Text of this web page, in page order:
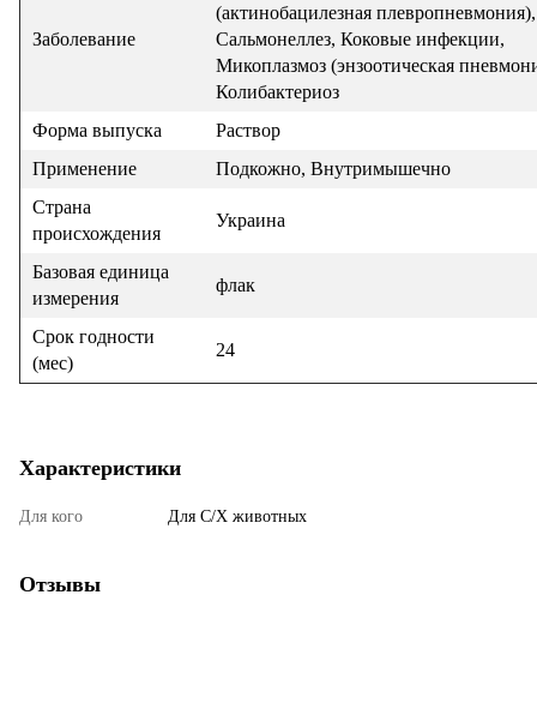
Заболевание
(актинобацилезная плевропневмония),
Сальмонеллез, Коковые инфекции,
Микоплазмоз (энзоотическая
Колибактериоз
Форма выпуска
Раствор
Применение
Подкожно, Внутримышечно
Страна
происхождения
Украина
Базовая единица
измерения
флак
Срок годности
(мес)
24
Характеристики
Для кого Для С/Х животных
Отзывы